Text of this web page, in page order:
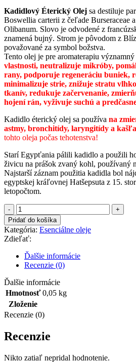
Kadidlový Éterický Olej sa destiluje
Boswellia carterii z čeľade Burseraceae
Olibanum. Slovo je odvodené z
znamená bujný. Strom je pôvodom z
považované za symbol božstva.
Tento olej je pre aromaterapiu
vlastnosti, neutralizuje mikróby,
rany, podporuje regeneráciu buniek,
minimalizuje strie, znižuje stratu
tkanív, redukuje začervenanie,
hojení rán, vyživuje suchú a
Kadidlo éterický olej sa používa na
astmy, bronchitídy, laryngitídy a
tohto oleja počas tehotenstva!
Starí Egypťania pálili kadidlo a použili
živicu na prášok zvaný kohl, používaný
Najstarší záznam použitia kadidla bol
egyptskej kráľovnej Hatšepsuta z 15.
letopočtom.
množstvo
Kadidlo
5%
esenciálny
olej
10ml
Pridať do košíka
Kategória: Esenciálne oleje
Zdieľať:
Ďalšie informácie
Recenzie (0)
Ďalšie informácie
Hmotnosť 0,05 kg
Zloženie
Recenzie (0)
Recenzie
Nikto zatiaľ nepridal hodnotenie.